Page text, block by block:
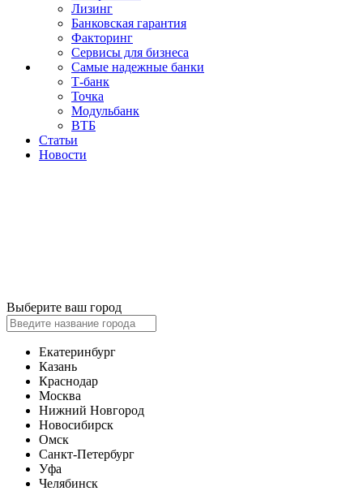
Лизинг
Банковская гарантия
Факторинг
Сервисы для бизнеса
Самые надежные банки
Т-банк
Точка
Модульбанк
ВТБ
Статьи
Новости
Выберите ваш город
Екатеринбург
Казань
Краснодар
Москва
Нижний Новгород
Новосибирск
Омск
Санкт-Петербург
Уфа
Челябинск